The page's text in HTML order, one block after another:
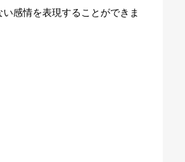
感情を表現することができま